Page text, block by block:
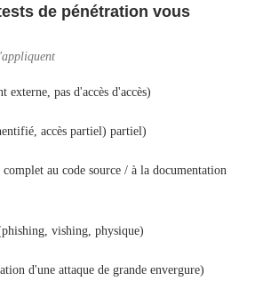
de pénétration vous
externe, pas d'accès d'accès)
accès partiel) partiel)
complet au code source / à la documentation
vishing, physique)
d'une attaque de grande envergure)